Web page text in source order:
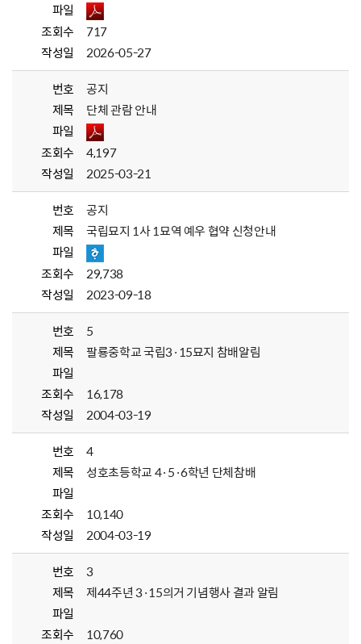
파일
조회수
717
작성일
2026-05-27
번호
공지
제목
단체 관람 안내
파일
조회수
4,197
작성일
2025-03-21
번호
공지
제목
국립묘지 1사 1묘역 예우 협약 신청안내
파일
조회수
29,738
작성일
2023-09-18
번호
5
제목
팔룡중학교 국립3·15묘지 참배알림
파일
조회수
16,178
작성일
2004-03-19
번호
4
제목
성호초등학교 4·5·6학년 단체참배
파일
조회수
10,140
작성일
2004-03-19
번호
3
제목
제44주년 3·15의거 기념행사 결과 알림
파일
조회수
10,760